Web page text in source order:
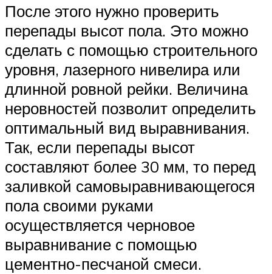
После этого нужно проверить
перепады высот пола. Это можно
сделать с помощью строительного
уровня, лазерного нивелира или
длинной ровной рейки. Величина
неровностей позволит определить
оптимальный вид выравнивания.
Так, если перепады высот
составляют более 30 мм, то перед
заливкой самовыравнивающегося
пола своими руками
осуществляется черновое
выравнивание с помощью
цементно-песчаной смеси.